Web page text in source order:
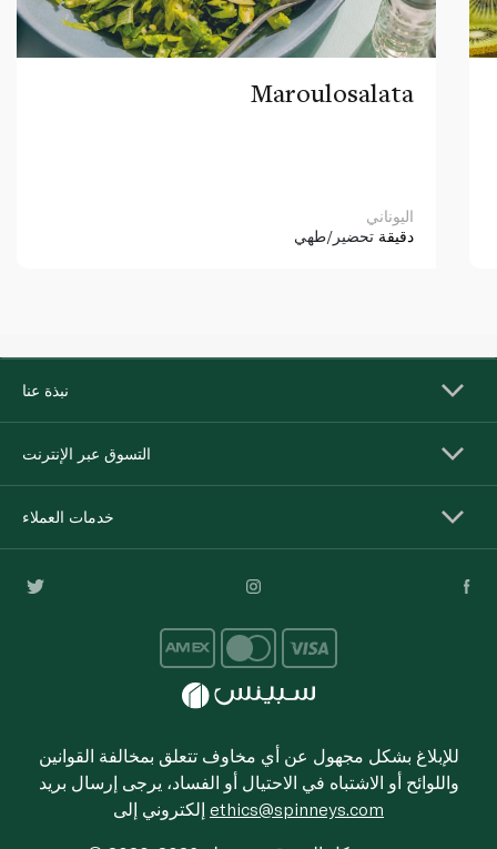
Maroulosalata
اليوناني
دقيقة تحضير/طهي
نبذة عنا
التسوق عبر الإنترنت
خدمات العملاء
للإبلاغ بشكل مجهول عن أي مخاوف تتعلق بمخالفة القوانين
واللوائح أو الاشتباه في الاحتيال أو الفساد، يرجى إرسال بريد
ethics@spinneys.com